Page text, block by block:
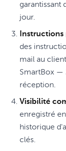
garantissant
jour.
des
mail au
SmartBox —
réception.
Visibilité
enregistré
historique
clés.